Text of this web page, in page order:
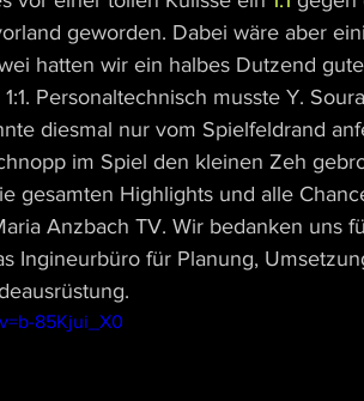
geworden. Dabei wäre aber
hatten wir ein halbes Dutzend
Personaltechnisch musste Y.
diesmal nur vom Spielfeldrand
im Spiel den kleinen Zeh
gesamten Highlights und alle
Anzbach TV. Wir bedanken uns
Ingineurbüro für Planung,
85Kjui_X0